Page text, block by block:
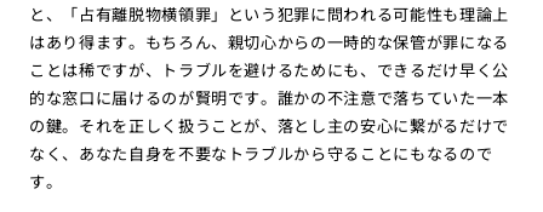
と、「占有離脱物横領罪」という犯罪に問われる可能性も理論上
はあり得ます。もちろん、親切心からの一時的な保管が罪になる
ことは稀ですが、トラブルを避けるためにも、できるだけ早く公
的な窓口に届けるのが賢明です。誰かの不注意で落ちていた一本
の鍵。それを正しく扱うことが、落とし主の安心に繋がるだけで
なく、あなた自身を不要なトラブルから守ることにもなるので
す。